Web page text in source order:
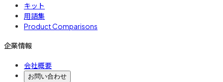
キット
用語集
Product Comparisons
企業情報
会社概要
お問い合わせ